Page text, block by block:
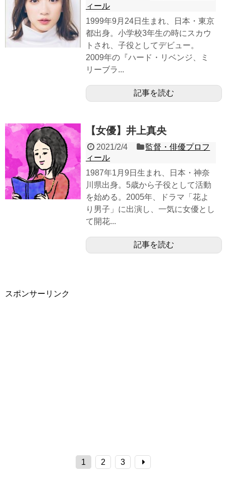
ィール
1999年9月24日生まれ、日本・東京
都出身。小学校3年生の時にスカウ
トされ、子役としてデビュー。
2009年の『ハード・リベンジ、ミ
リーブラ...
記事を読む
【女優】井上真央
2021/2/4
監督・俳優プロフ
ィール
1987年1月9日生まれ、日本・神奈
川県出身。5歳から子役として活動
を始める。2005年、ドラマ「花よ
り男子」に出演し、一気に女優とし
て開花...
記事を読む
スポンサーリンク
1 2 3